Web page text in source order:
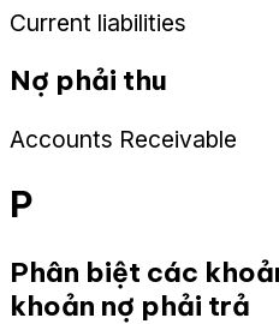
Current liabilities
Nợ phải thu
Accounts Receivable
P
Phân biệt các
khoản nợ phải trả